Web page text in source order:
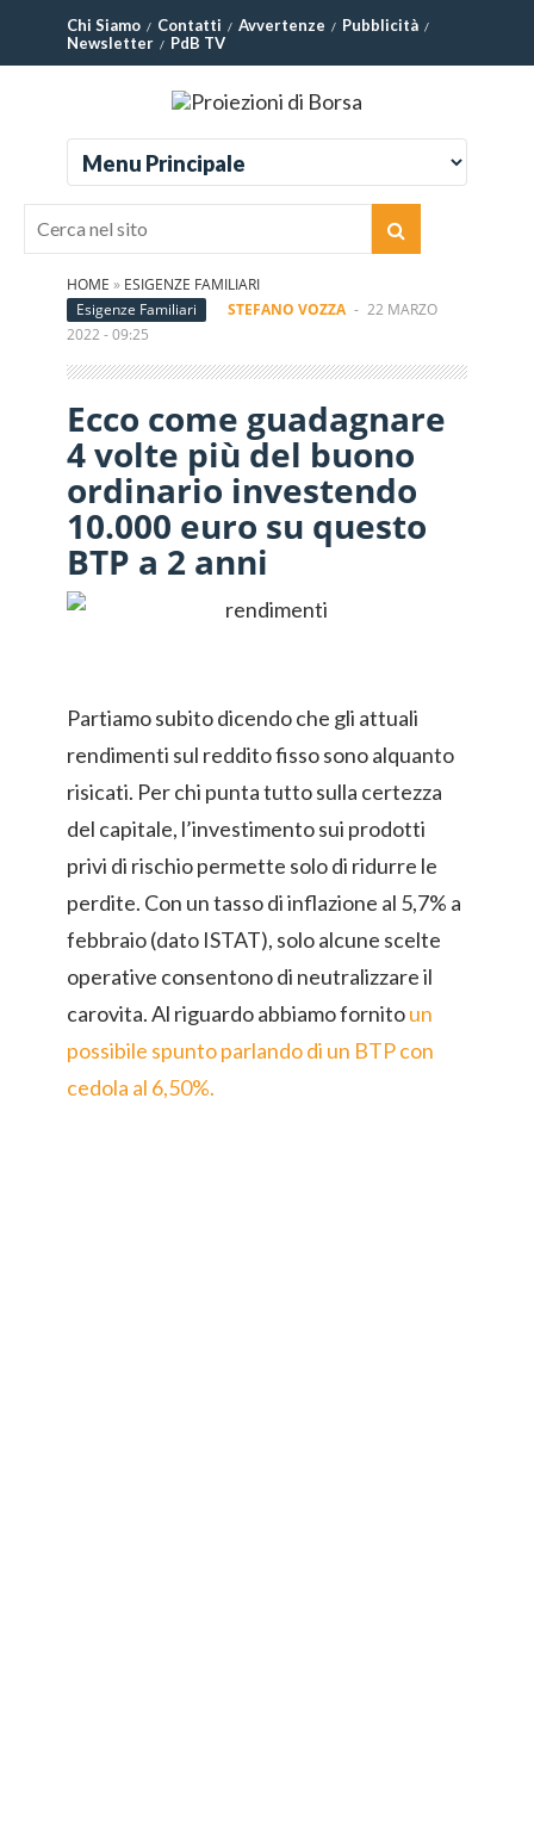
Chi Siamo Contatti Avvertenze
Pubblicità
Newsletter
PdB TV
HOME » ESIGENZE FAMILIARI
Esigenze Familiari
STEFANO VOZZA - 22 MARZO
2022 - 09:25
Ecco come guadagnare
4 volte più del buono
ordinario investendo
10.000 euro su questo
BTP a 2 anni
Partiamo subito dicendo che gli attuali
rendimenti sul reddito fisso sono alquanto
risicati. Per chi punta tutto sulla certezza
del capitale, l’investimento sui prodotti
privi di rischio permette solo di ridurre le
perdite. Con un tasso di inflazione al 5,7% a
febbraio (dato ISTAT), solo alcune scelte
operative consentono di neutralizzare il
carovita. Al riguardo abbiamo fornitoun
possibile spunto parlando di un BTP con
cedola al 6,50%.